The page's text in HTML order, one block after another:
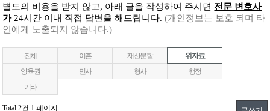
별도의 비용을 받지 않고, 아래 글을 작성하여 주시면 전문 변호사
가24시간 이내 직접 답변을 해드립니다.(개인정보는 보호 되며 타
인에게 노출되지 않습니다.)
전체 이혼 재산분할
위자료
양육권
민사 형사
행정
기타
Total 2건 1 페이지